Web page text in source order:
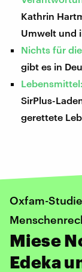
Kathrin
Umwelt und
Nichts für
gibt es in
SirPlus-
gerettete
Oxfam-
Miese
Edeka